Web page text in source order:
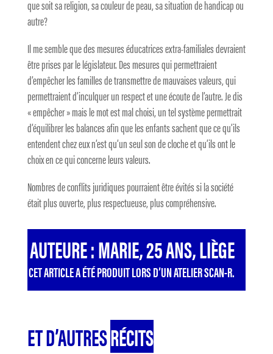
que soit sa religion, sa couleur de peau, sa situation de handicap ou
autre?
Il me semble que des mesures éducatrices extra-familiales devraient
être prises par le législateur. Des mesures qui permettraient
d’empêcher les familles de transmettre de mauvaises valeurs, qui
permettraient d’inculquer un respect et une écoute de l’autre. Je dis
« empêcher » mais le mot est mal choisi, un tel système permettrait
d’équilibrer les balances afin que les enfants sachent que ce qu’ils
entendent chez eux n’est qu’un seul son de cloche et qu’ils ont le
choix en ce qui concerne leurs valeurs.
Nombres de conflits juridiques pourraient être évités si la société
était plus ouverte, plus respectueuse, plus compréhensive.
AUTEURE : MARIE, 25 ANS, LIÈGE
CET ARTICLE A ÉTÉ PRODUIT LORS D’UN ATELIER SCAN-R.
ET D’AUTRESRÉCITS